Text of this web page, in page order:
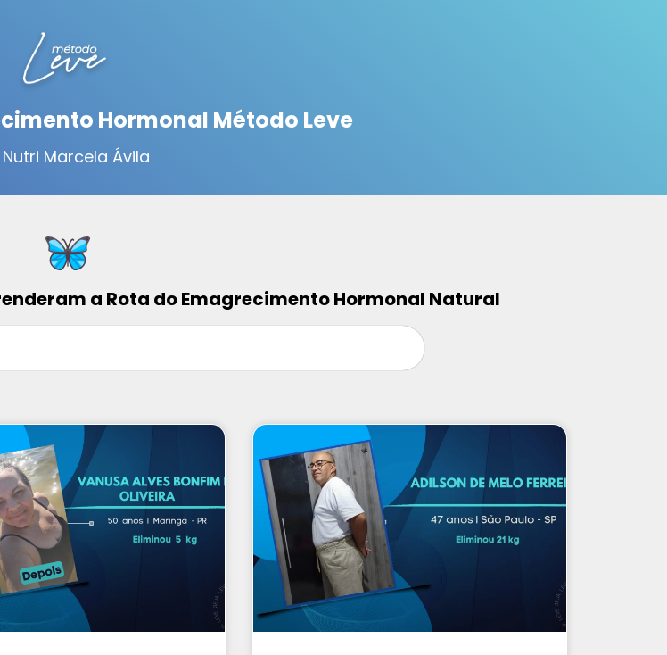
Hormonal Método Leve
Nutri Marcela Ávila
a Rota do Emagrecimento Hormonal Natural